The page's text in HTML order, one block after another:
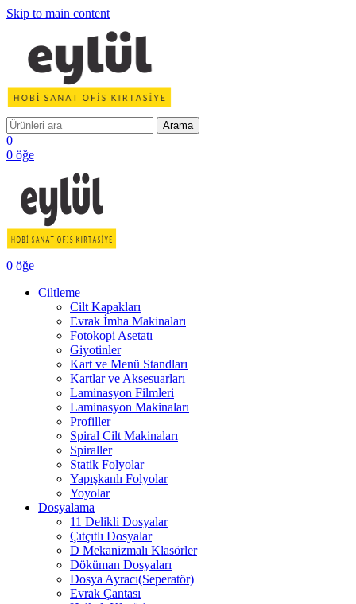
Skip to main content
Arama
0
0 öğe
0 öğe
Ciltleme
Cilt Kapakları
Evrak İmha Makinaları
Fotokopi Asetatı
Giyotinler
Kart ve Menü Standları
Kartlar ve Aksesuarları
Laminasyon Filmleri
Laminasyon Makinaları
Profiller
Spiral Cilt Makinaları
Spiraller
Statik Folyolar
Yapışkanlı Folyolar
Yoyolar
Dosyalama
11 Delikli Dosyalar
Çıtçıtlı Dosyalar
D Mekanizmalı Klasörler
Döküman Dosyaları
Dosya Ayracı(Seperatör)
Evrak Çantası